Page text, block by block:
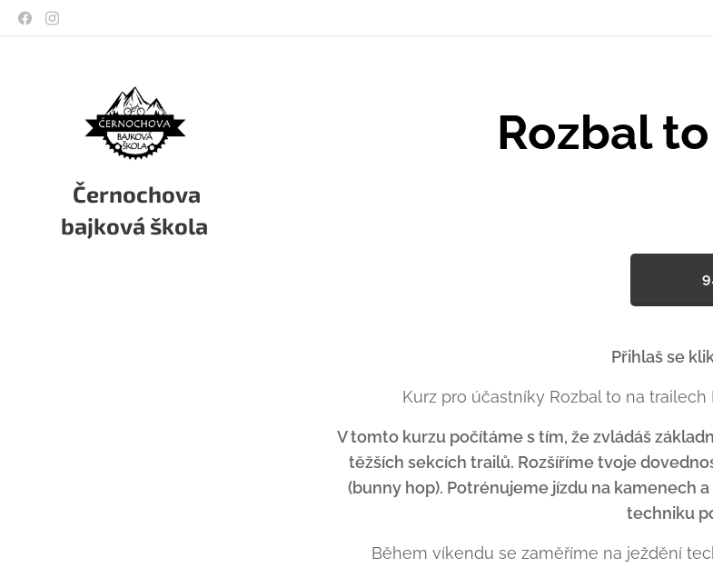
Černochova
bajková škola
Rozbal
Přihlaš se
Kurz pro účastníky Rozbal to na
V tomto kurzu počítáme s tím, že zvládáš
těžších sekcích trailů. Rozšíříme tvoje
(bunny hop). Potrénujeme jízdu na kamenech
techniku
Během víkendu se zaměříme na ježdění